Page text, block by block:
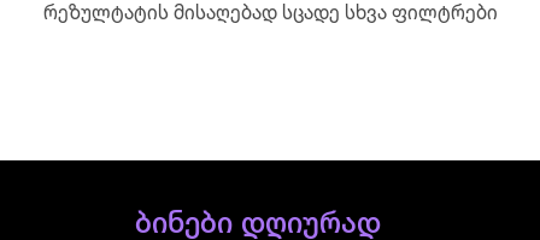
რეზულტატის მისაღებად სცადე სხვა ფილტრები
ბინები დღიურად